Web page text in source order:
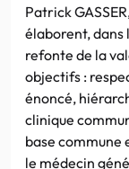
Patrick
élaborent, dans
refonte de la
objectifs :
énoncé,
clinique
base
le médecin